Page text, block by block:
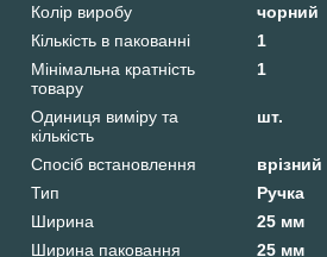
Колір виробу
чорний
Кількість в пакованні
1
Мінімальна кратність
товару
1
Одиниця виміру та
кількість
шт.
Спосіб встановлення
врізний
Тип
Ручка
Ширина
25 мм
Ширина паковання
25 мм